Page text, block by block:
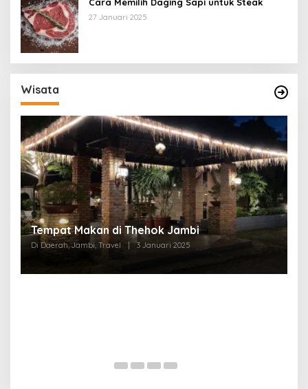
27 Januari 2025
Wisata
Tempat Makan di Thehok Jambi
Di Daerah, Jambi, Travel | 3 Januari 2025